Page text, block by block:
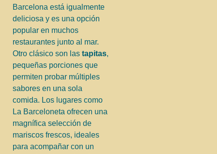
Barcelona está igualmente
deliciosa y es una opción
popular en muchos
restaurantes junto al mar.
Otro clásico son las tapitas,
pequeñas porciones que
permiten probar múltiples
sabores en una sola
comida. Los lugares como
La Barceloneta ofrecen una
magnífica selección de
mariscos frescos, ideales
para acompañar con un